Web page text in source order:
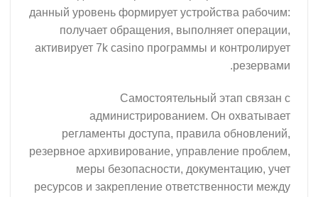
данный уровень формирует устройства рабочим:
получает обращения, выполняет операции,
активирует 7k casino программы и контролирует
резервами.
Самостоятельный этап связан с
администрированием. Он охватывает
регламенты доступа, правила обновлений,
резервное архивирование, управление проблем,
меры безопасности, документацию, учет
ресурсов и закрепление ответственности между